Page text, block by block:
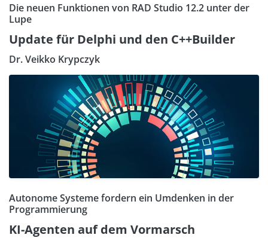
Die neuen Funktionen von RAD Studio 12.2 unter der
Lupe
Update für Delphi und den C++Builder
Dr. Veikko Krypczyk
Autonome Systeme fordern ein Umdenken in der
Programmierung
KI-Agenten auf dem Vormarsch